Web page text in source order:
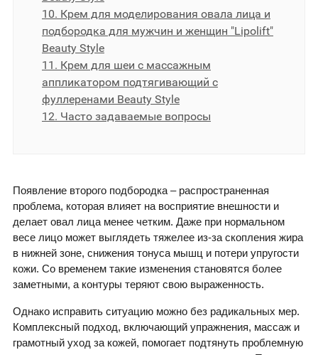
10. Крем для моделирования овала лица и
подбородка для мужчин и женщин "Lipolift"
Beauty Style
11. Крем для шеи с массажным
аппликатором подтягивающий с
фуллеренами Beauty Style
12. Часто задаваемые вопросы
Появление второго подбородка – распространенная
проблема, которая влияет на восприятие внешности и
делает овал лица менее четким. Даже при нормальном
весе лицо может выглядеть тяжелее из-за скопления жира
в нижней зоне, снижения тонуса мышц и потери упругости
кожи. Со временем такие изменения становятся более
заметными, а контуры теряют свою выраженность.
Однако исправить ситуацию можно без радикальных мер.
Комплексный подход, включающий упражнения, массаж и
грамотный уход за кожей, помогает подтянуть проблемную